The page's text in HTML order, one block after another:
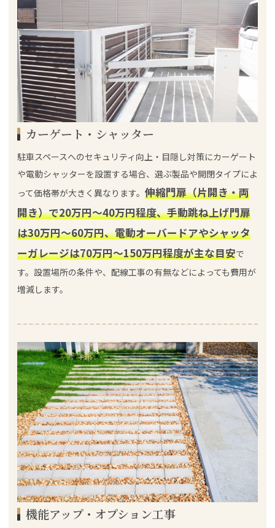
カーゲート・シャッター
駐車スペースへのセキュリティ向上・目隠し対策にカーゲート
や電動シャッターを設置する場合、選ぶ製品や開閉タイプによ
って価格帯が大きく異なります。 伸縮門扉（片開き・両
開き）で20万円〜40万円程度、手動跳ね上げ門扉
は30万円〜60万円、電動オーバードアやシャッタ
ーガレージは70万円〜150万円程度が主な目安で
す。設置場所の条件や、配線工事の有無などによっても費用が
増減します。
機能アップ・オプション工事